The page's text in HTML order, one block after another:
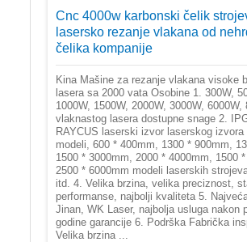
Cnc 4000w karbonski čelik
lasersko rezanje vlakana od
čelika kompanije
Kina Mašine za rezanje vlakana visoke
lasera sa 2000 vata Osobine 1. 300W,
1000W, 1500W, 2000W, 3000W, 6000W,
vlaknastog lasera dostupne snage 2.
RAYCUS laserski izvor laserskog
modeli, 600 * 400mm, 1300 * 900mm,
1500 * 3000mm, 2000 * 4000mm, 1500
2500 * 6000mm modeli laserskih
itd. 4. Velika brzina, velika preciznost,
performanse, najbolji kvaliteta 5.
Jinan, WK Laser, najbolja usluga nakon
godine garancije 6. Podrška Fabrička
Velika brzina ...